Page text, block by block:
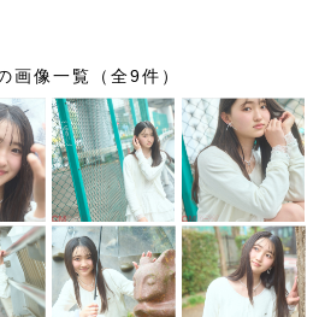
画像一覧（全9件）